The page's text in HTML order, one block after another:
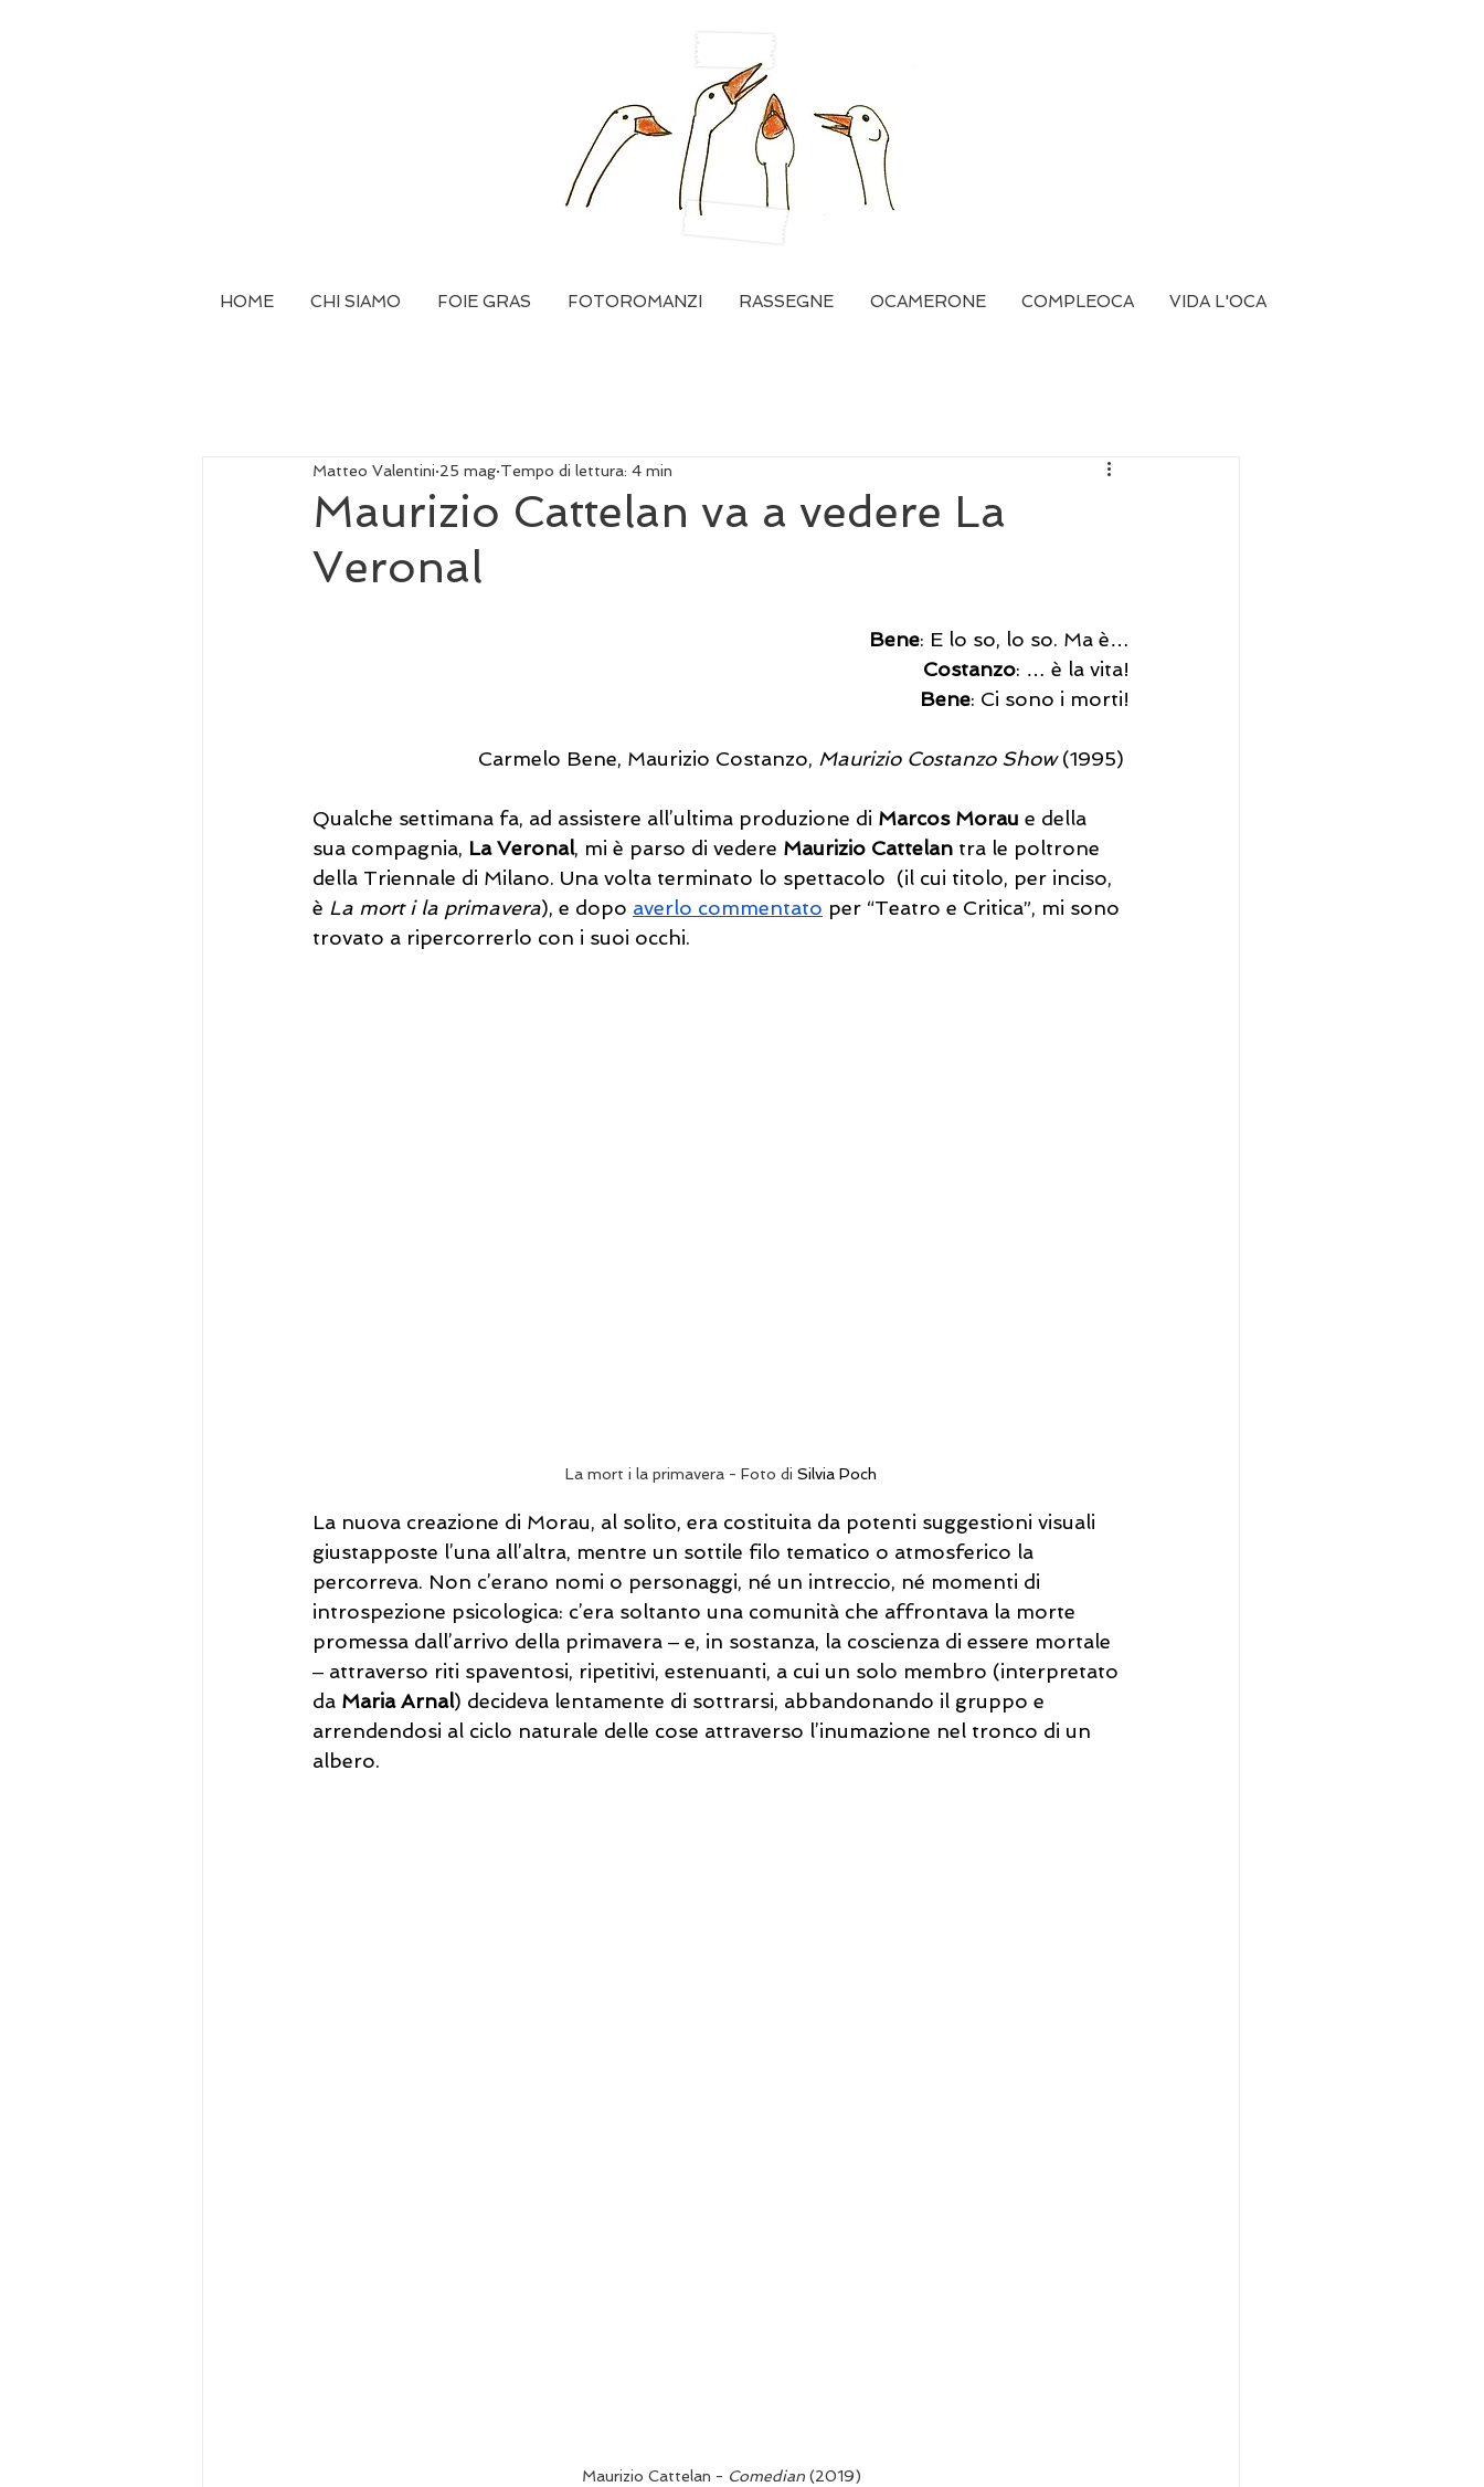
HOME CHI SIAMO FOIE GRAS FOTOROMANZI RASSEGNE OCAMERONE COMPLEOCA VIDA L'OCA
Maurizio Cattelan va a vedere La
Veronal
Matteo Valentini 25 mag Tempo di lettura: 4 min
Bene: E lo so, lo so. Ma è…
Costanzo: … è la vita!
Bene: Ci sono i morti!
Carmelo Bene, Maurizio Costanzo, Maurizio Costanzo Show (1995)
Qualche settimana fa, ad assistere all’ultima produzione di Marcos Morau e della
sua compagnia, La Veronal, mi è parso di vedere Maurizio Cattelan tra le poltrone
della Triennale di Milano. Una volta terminato lo spettacolo  (il cui titolo, per inciso,
è La mort i la primavera), e dopo averlo commentato per “Teatro e Critica”, mi sono
trovato a ripercorrerlo con i suoi occhi.
La mort i la primavera - Foto di Silvia Poch
La nuova creazione di Morau, al solito, era costituita da potenti suggestioni visuali
giustapposte l’una all’altra, mentre un sottile filo tematico o atmosferico la
percorreva. Non c’erano nomi o personaggi, né un intreccio, né momenti di
introspezione psicologica: c’era soltanto una comunità che affrontava la morte
promessa dall’arrivo della primavera ‒ e, in sostanza, la coscienza di essere mortale
‒ attraverso riti spaventosi, ripetitivi, estenuanti, a cui un solo membro (interpretato
da Maria Arnal) decideva lentamente di sottrarsi, abbandonando il gruppo e
arrendendosi al ciclo naturale delle cose attraverso l’inumazione nel tronco di un
albero.
Maurizio Cattelan - Comedian (2019)